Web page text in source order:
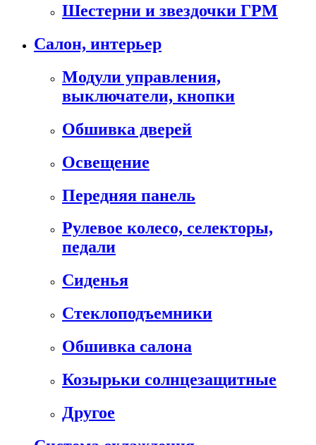
Шестерни и звездочки ГРМ
Салон, интерьер
Модули управления,
выключатели, кнопки
Обшивка дверей
Освещение
Передняя панель
Рулевое колесо, селекторы,
педали
Сиденья
Стеклоподъемники
Обшивка салона
Козырьки солнцезащитные
Другое